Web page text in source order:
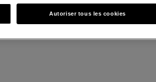
Autoriser tous les cookies